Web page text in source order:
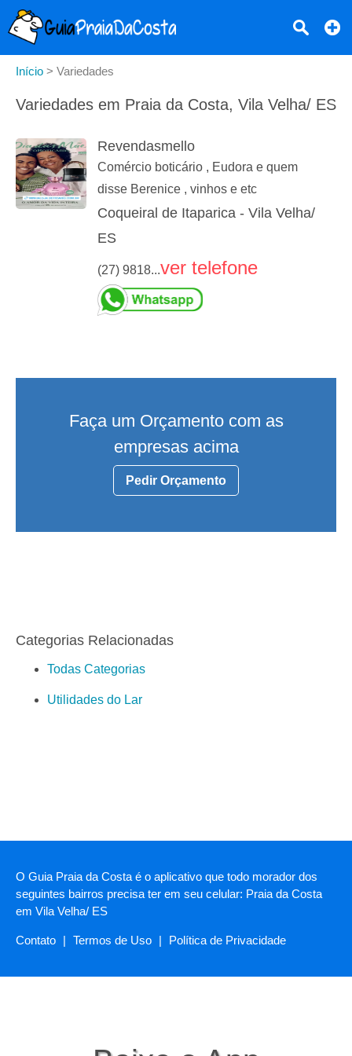
Início > Variedades
Variedades em Praia da Costa, Vila Velha/ ES
Revendasmello
Comércio boticário , Eudora e quem
disse Berenice , vinhos e etc
Coqueiral de Itaparica - Vila Velha/
ES
(27) 9818...ver telefone
Faça um Orçamento com as
empresas acima
Pedir Orçamento
Categorias Relacionadas
Todas Categorias
Utilidades do Lar
O Guia Praia da Costa é o aplicativo que todo morador dos
seguintes bairros precisa ter em seu celular: Praia da Costa
em Vila Velha/ ES
Contato | Termos de Uso | Política de Privacidade